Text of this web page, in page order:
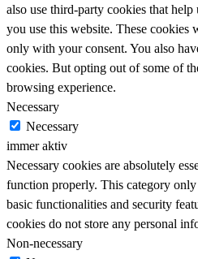
also use third-party cookies that
you use this website. These
only with your consent. You also
cookies. But opting out of some of
browsing experience.
Necessary
Necessary
immer aktiv
Necessary cookies are absolutely
function properly. This category
basic functionalities and security
cookies do not store any personal
Non-necessary